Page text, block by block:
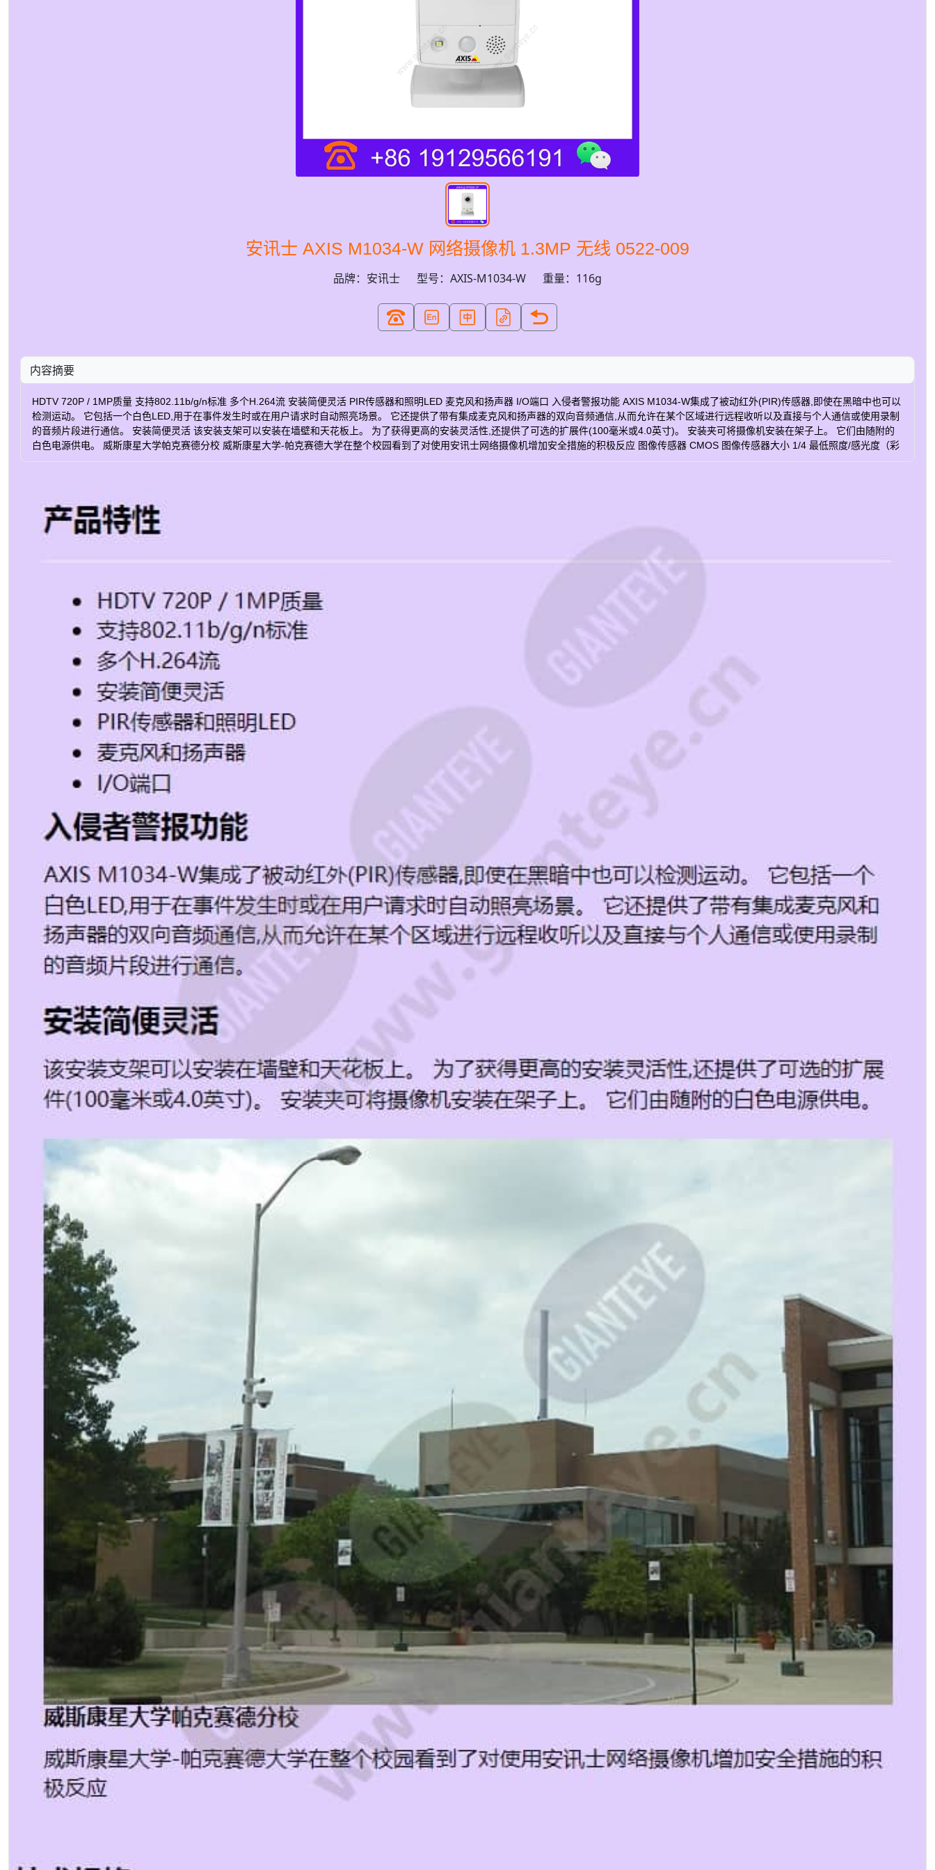
安讯士 AXIS M1034-W 网络摄像机 1.3MP 无线 0522-009
品牌：安讯士 型号：AXIS-M1034-W 重量：116g
内容摘要
HDTV 720P / 1MP质量 支持802.11b/g/n标准 多个H.264流 安装简便灵活 PIR传感器和照明LED 麦克风和扬声器 I/O端口 入侵者警报功能 AXIS M1034-W集成了被动红外(PIR)传感器,即使在黑暗中也可以
检测运动。 它包括一个白色LED,用于在事件发生时或在用户请求时自动照亮场景。 它还提供了带有集成麦克风和扬声器的双向音频通信,从而允许在某个区域进行远程收听以及直接与个人通信或使用录制
的音频片段进行通信。 安装简便灵活 该安装支架可以安装在墙壁和天花板上。 为了获得更高的安装灵活性,还提供了可选的扩展件(100毫米或4.0英寸)。 安装夹可将摄像机安装在架子上。 它们由随附的
白色电源供电。 威斯康星大学帕克赛德分校 威斯康星大学-帕克赛德大学在整个校园看到了对使用安讯士网络摄像机增加安全措施的积极反应 图像传感器 CMOS 图像传感器大小 1/4 最低照度/感光度（彩